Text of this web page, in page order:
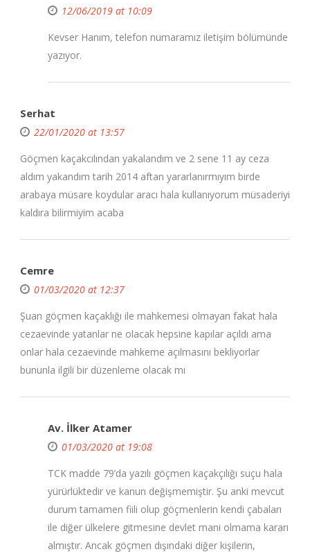
12/06/2019 at 10:09
Kevser Hanım, telefon numaramız iletişim bölümünde
yazıyor.
Serhat
22/01/2020 at 13:57
Göçmen kaçakcılından yakalandım ve 2 sene 11 ay ceza
aldım yakandım tarih 2014 aftan yararlanırmıyım birde
arabaya müsare koydular aracı hala kullanıyorum müsaderiyi
kaldıra bilirmiyim acaba
Cemre
01/03/2020 at 12:37
Şuan göçmen kaçaklığı ile mahkemesi olmayan fakat hala
cezaevinde yatanlar ne olacak hepsine kapılar açıldı ama
onlar hala cezaevinde mahkeme açılmasını bekliyorlar
bununla ilgili bir düzenleme olacak mı
Av. İlker Atamer
01/03/2020 at 19:08
TCK madde 79’da yazılı göçmen kaçakçılığı suçu hala
yürürlüktedir ve kanun değişmemiştir. Şu anki mevcut
durum tamamen fiili olup göçmenlerin kendi çabaları
ile diğer ülkelere gitmesine devlet mani olmama kararı
almıştır. Ancak göçmen dışındaki diğer kişilerin,